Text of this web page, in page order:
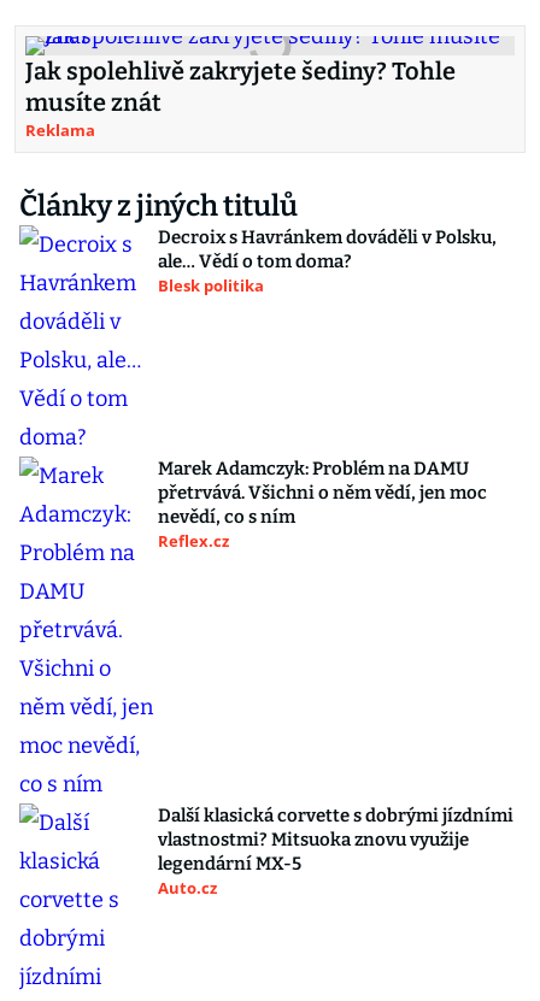
Jak spolehlivě zakryjete šediny? Tohle
musíte znát
Reklama
Články z jiných titulů
Decroix s Havránkem dováděli v Polsku,
ale… Vědí o tom doma?
Blesk politika
Marek Adamczyk: Problém na DAMU
přetrvává. Všichni o něm vědí, jen moc
nevědí, co s ním
Reflex.cz
Další klasická corvette s dobrými jízdními
vlastnostmi? Mitsuoka znovu využije
legendární MX-5
Auto.cz